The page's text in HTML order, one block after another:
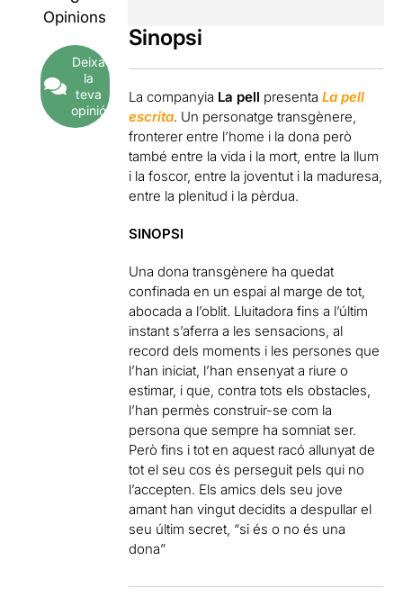
Opinions
Deixa
la
teva
opinió
Sinopsi
La companyia La pell presentaLa pell
escrita. Un personatge transgènere,
fronterer entre l’home i la dona però
també entre la vida i la mort, entre la llum
i la foscor, entre la joventut i la maduresa,
entre la plenitud i la pèrdua.
SINOPSI
Una dona transgènere ha quedat
confinada en un espai al marge de tot,
abocada a l’oblit. Lluitadora fins a l’últim
instant s’aferra a les sensacions, al
record dels moments i les persones que
l’han iniciat, l’han ensenyat a riure o
estimar, i que, contra tots els obstacles,
l’han permès construir-se com la
persona que sempre ha somniat ser.
Però fins i tot en aquest racó allunyat de
tot el seu cos és perseguit pels qui no
l’accepten. Els amics dels seu jove
amant han vingut decidits a despullar el
seu últim secret, “si és o no és una
dona”